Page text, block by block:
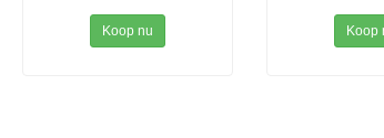
Koop nu Koop